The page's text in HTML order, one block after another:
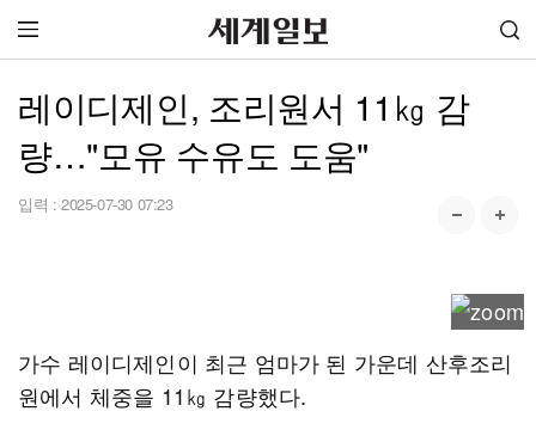
레이디제인, 조리원서 11㎏ 감
량…"모유 수유도 도움"
입력 : 2025-07-30 07:23
가수 레이디제인이 최근 엄마가 된 가운데 산후조리
원에서 체중을 11㎏ 감량했다.